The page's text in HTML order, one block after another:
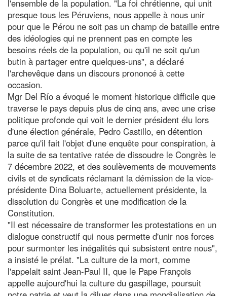
l'ensemble de la population. "La foi chrétienne, qui unit
presque tous les Péruviens, nous appelle à nous unir
pour que le Pérou ne soit pas un champ de bataille entre
des idéologies qui ne prennent pas en compte les
besoins réels de la population, ou qu'il ne soit qu'un
butin à partager entre quelques-uns", a déclaré
l'archevêque dans un discours prononcé à cette
occasion.
Mgr Del Río a évoqué le moment historique difficile que
traverse le pays depuis plus de cinq ans, avec une crise
politique profonde qui voit le dernier président élu lors
d'une élection générale, Pedro Castillo, en détention
parce qu'il fait l'objet d'une enquête pour conspiration, à
la suite de sa tentative ratée de dissoudre le Congrès le
7 décembre 2022, et des soulèvements de mouvements
civils et de syndicats réclamant la démission de la vice-
présidente Dina Boluarte, actuellement présidente, la
dissolution du Congrès et une modification de la
Constitution.
"Il est nécessaire de transformer les protestations en un
dialogue constructif qui nous permette d'unir nos forces
pour surmonter les inégalités qui subsistent entre nous",
a insisté le prélat. "La culture de la mort, comme
l'appelait saint Jean-Paul II, que le Pape François
appelle aujourd'hui la culture du gaspillage, poursuit